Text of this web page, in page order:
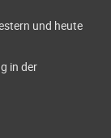
und heute
in der